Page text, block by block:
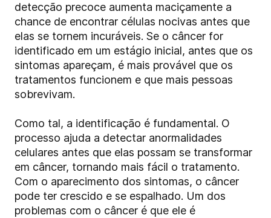
detecção precoce aumenta maciçamente a
chance de encontrar células nocivas antes que
elas se tornem incuráveis. Se o câncer for
identificado em um estágio inicial, antes que os
sintomas apareçam, é mais provável que os
tratamentos funcionem e que mais pessoas
sobrevivam.
Como tal, a identificação é fundamental. O
processo ajuda a detectar anormalidades
celulares antes que elas possam se transformar
em câncer, tornando mais fácil o tratamento.
Com o aparecimento dos sintomas, o câncer
pode ter crescido e se espalhado. Um dos
problemas com o câncer é que ele é